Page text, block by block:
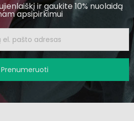
ir gaukite 10% nuolaidą
apsipirkimui
Prenumeruoti